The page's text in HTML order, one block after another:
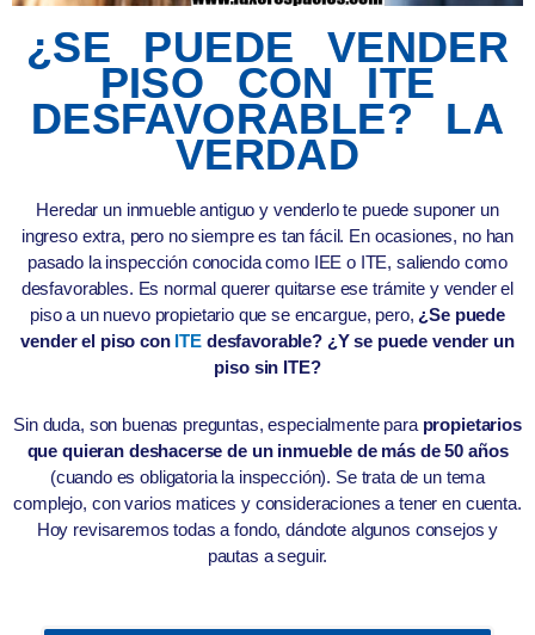
¿SE PUEDE VENDER
PISO CON ITE
DESFAVORABLE? LA
VERDAD
Heredar un inmueble antiguo y venderlo te puede suponer un
ingreso extra, pero no siempre es tan fácil. En ocasiones, no han
pasado la inspección conocida como IEE o ITE, saliendo como
desfavorables. Es normal querer quitarse ese trámite y vender el
piso a un nuevo propietario que se encargue, pero, ¿Se puede
vender el piso con ITE desfavorable? ¿Y se puede vender un
piso sin ITE?
Sin duda, son buenas preguntas, especialmente para propietarios
que quieran deshacerse de un inmueble de más de 50 años
(cuando es obligatoria la inspección). Se trata de un tema
complejo, con varios matices y consideraciones a tener en cuenta.
Hoy revisaremos todas a fondo, dándote algunos consejos y
pautas a seguir.